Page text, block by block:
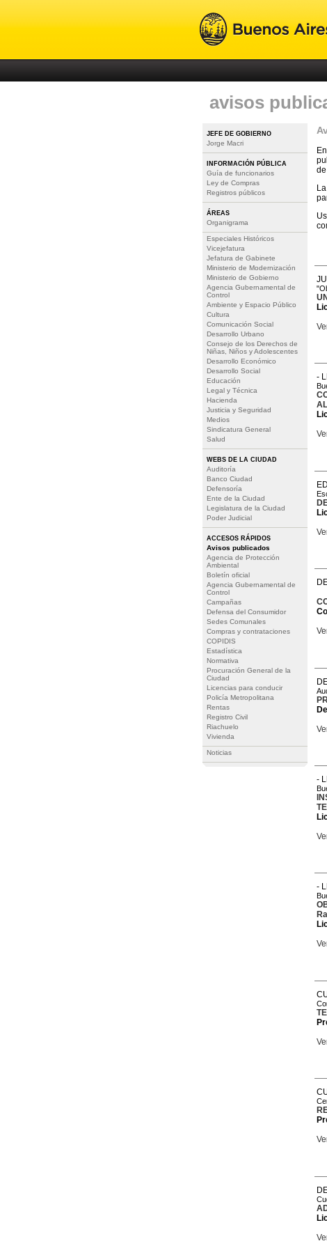
avisos
JEFE DE GOBIERNO
Jorge Macri
INFORMACIÓN PÚBLICA
Guía de funcionarios
Ley de Compras
Registros públicos
ÁREAS
Organigrama
Especiales Históricos
Vicejefatura
Jefatura de Gabinete
Ministerio de Modernización
Ministerio de Gobierno
Agencia Gubernamental de
Control
Ambiente y Espacio Público
Cultura
Comunicación Social
Desarrollo Urbano
Consejo de los Derechos de
Niñas, Niños y Adolescentes
Desarrollo Económico
Desarrollo Social
Educación
Legal y Técnica
Hacienda
Justicia y Seguridad
Medios
Sindicatura General
Salud
WEBS DE LA CIUDAD
Auditoría
Banco Ciudad
Defensoría
Ente de la Ciudad
Legislatura de la Ciudad
Poder Judicial
ACCESOS RÁPIDOS
Avisos publicados
Agencia de Protección
Ambiental
Boletín oficial
Agencia Gubernamental de
Control
Campañas
Defensa del Consumidor
Sedes Comunales
Compras y contrataciones
COPIDIS
Estadística
Normativa
Procuración General de la
Ciudad
Licencias para conducir
Policía Metropolitana
Rentas
Registro Civil
Riachuelo
Vivienda
Noticias
-
-
-